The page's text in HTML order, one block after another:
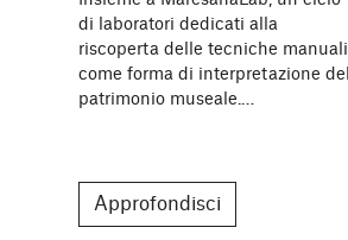
di laboratori dedicati alla
riscoperta delle tecniche manuali
come forma di interpretazione del
patrimonio museale.…
Approfondisci